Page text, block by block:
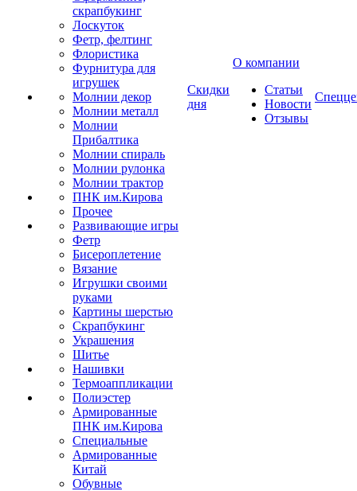
скрапбукинг
Лоскуток
Фетр, фелтинг
Флористика
Фурнитура для
игрушек
Молнии декор
Молнии металл
Молнии
Прибалтика
Молнии спираль
Молнии рулонка
Молнии трактор
ПНК им.Кирова
Прочее
Развивающие игры
Фетр
Бисероплетение
Вязание
Игрушки своими
руками
Картины шерстью
Скрапбукинг
Украшения
Шитье
Нашивки
Термоаппликации
Полиэстер
Армированные
ПНК им.Кирова
Специальные
Армированные
Китай
Обувные
Скидки
дня
О компании
Статьи
Новости
Отзывы